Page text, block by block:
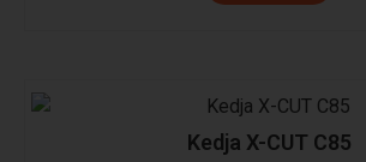
Kedja X-CUT C85